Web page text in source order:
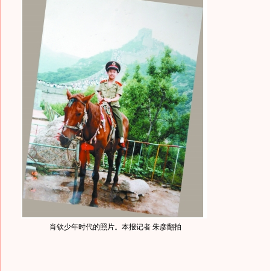
肖钦少年时代的照片。本报记者 朱彦翻拍